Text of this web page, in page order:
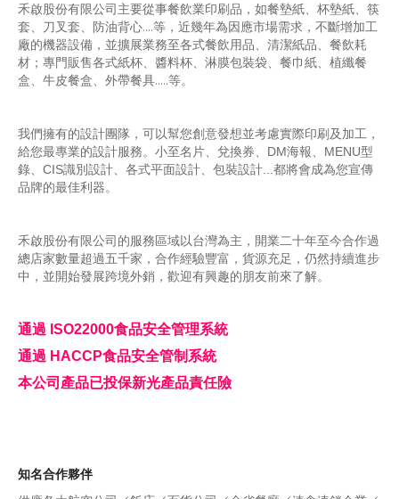
禾啟股份有限公司主要從事餐飲業印刷品，如餐墊紙、杯墊紙、筷
套、刀叉套、防油背心....等，近幾年為因應市場需求，不斷增加工
廠的機器設備，並擴展業務至各式餐飲用品、清潔紙品、餐飲耗
材；專門販售各式紙杯、醬料杯、淋膜包裝袋、餐巾紙、植纖餐
盒、牛皮餐盒、外帶餐具.....等。
我們擁有的設計團隊，可以幫您創意發想並考慮實際印刷及加工，
給您最專業的設計服務。小至名片、兌換券、DM海報、 MENU型
錄、CIS識別設計、 各式平面設計、包裝設計...都將會成為您宣傳
品牌的最佳利器。
禾啟股份有限公司的服務區域以台灣為主，開業二十年至今合作過
總店家數量超過五千家，合作經驗豐富，貨源充足，仍然持續進步
中，並開始發展跨境外銷，歡迎有興趣的朋友前來了解。
通過 ISO22000食品安全管理系統
通過 HACCP食品安全管制系統
本公司產品已投保新光產品責任險
知名合作夥伴